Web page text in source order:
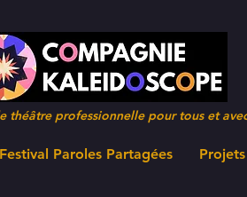
théâtre professionnelle pour tous et
Festival Paroles Partagées